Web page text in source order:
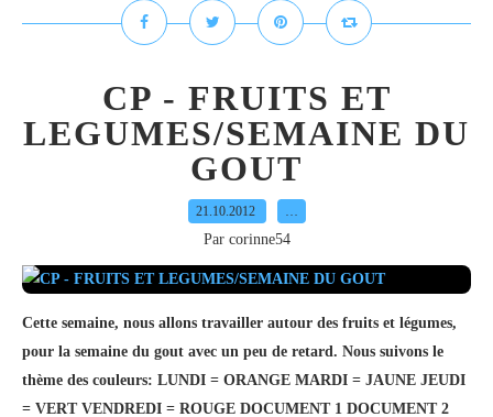
CP - FRUITS ET
LEGUMES/SEMAINE DU
GOUT
21.10.2012 …
Par corinne54
Cette semaine, nous allons travailler autour des fruits et légumes,
pour la semaine du gout avec un peu de retard. Nous suivons le
thème des couleurs: LUNDI = ORANGE MARDI = JAUNE JEUDI
= VERT VENDREDI = ROUGE DOCUMENT 1 DOCUMENT 2